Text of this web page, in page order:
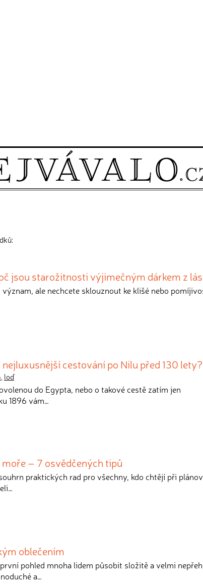
jsou starožitnosti výjimečným dárkem z
význam, ale nechcete sklouznout ke klišé nebo
cestování po Nilu před 130 lety?
, loď
do Egypta, nebo o takové cestě zatím jen
1896 vám…
– 7 osvědčených tipů
praktických rad pro všechny, kdo chtějí při
oblečením
pohled mnoha lidem působit složitě a velmi
a…